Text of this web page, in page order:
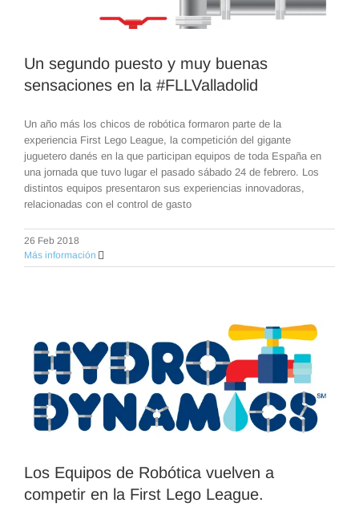
Un segundo puesto y muy buenas
sensaciones en la #FLLValladolid
Un año más los chicos de robótica formaron parte de la
experiencia First Lego League, la competición del gigante
juguetero danés en la que participan equipos de toda España en
una jornada que tuvo lugar el pasado sábado 24 de febrero. Los
distintos equipos presentaron sus experiencias innovadoras,
relacionadas con el control de gasto
26 Feb 2018
Más información
Los Equipos de Robótica vuelven a
competir en la First Lego League.